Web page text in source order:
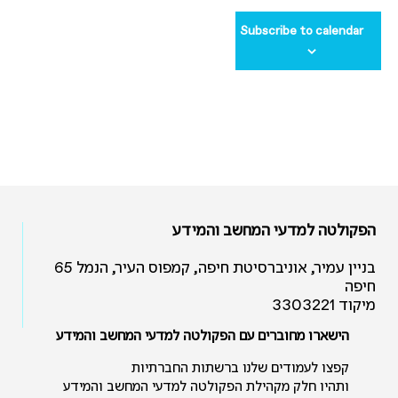
Subscribe to calendar
הפקולטה למדעי המחשב והמידע
בניין עמיר, אוניברסיטת חיפה, קמפוס העיר, הנמל 65
חיפה
מיקוד 3303221
הישארו מחוברים עם הפקולטה למדעי המחשב והמידע
קפצו לעמודים שלנו ברשתות החברתיות
ותהיו חלק מקהילת הפקולטה למדעי המחשב והמידע